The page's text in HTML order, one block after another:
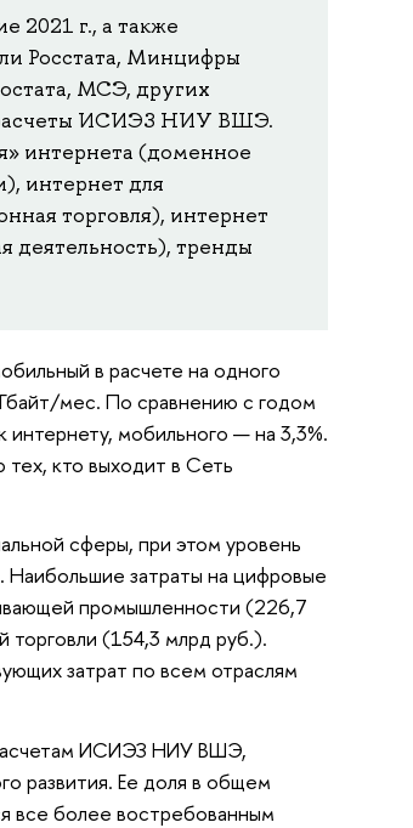
2021 г., а также
Росстата, Минцифры
МСЭ, других
расчеты ИСИЭЗ НИУ ВШЭ.
интернета (доменное
интернет для
торговля), интернет
деятельность), тренды
в расчете на одного
мес. По сравнению с годом
интернету, мобильного — на 3,3%.
кто выходит в Сеть
сферы, при этом уровень
Наибольшие затраты на цифровые
промышленности (226,7
торговли (154,3 млрд руб.).
затрат по всем отраслям
расчетам ИСИЭЗ НИУ ВШЭ,
развития. Ее доля в общем
все более востребованным